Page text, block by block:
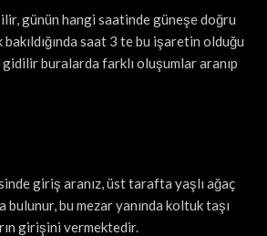
günün hangi saatinde güneşe doğru
saat 3 te bu işaretin olduğu
buralarda farklı oluşumlar aranıp
giriş aranız, üst tarafta yaşlı ağaç
bulunur, bu mezar yanında koltuk taşı
girişini vermektedir.